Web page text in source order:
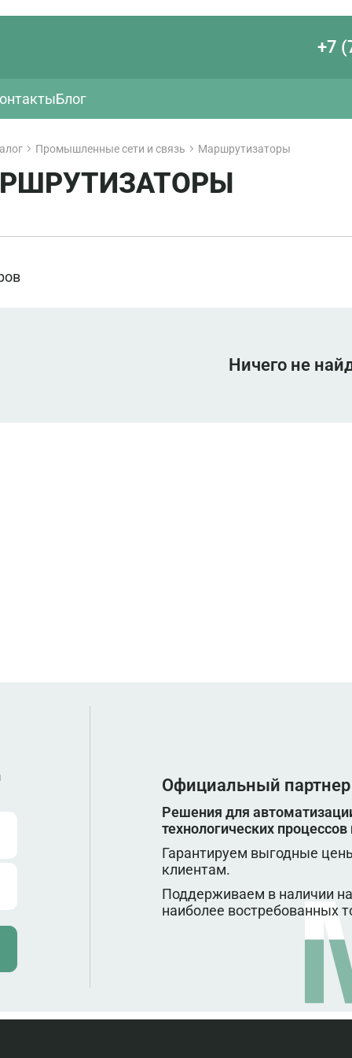
+7
Блог
Промышленные сети и связь Маршрутизаторы
Ничего не
Официальный
Решения для
технологических
Гарантируем выгодные
клиентам.
Поддерживаем в наличии
наиболее востребованных